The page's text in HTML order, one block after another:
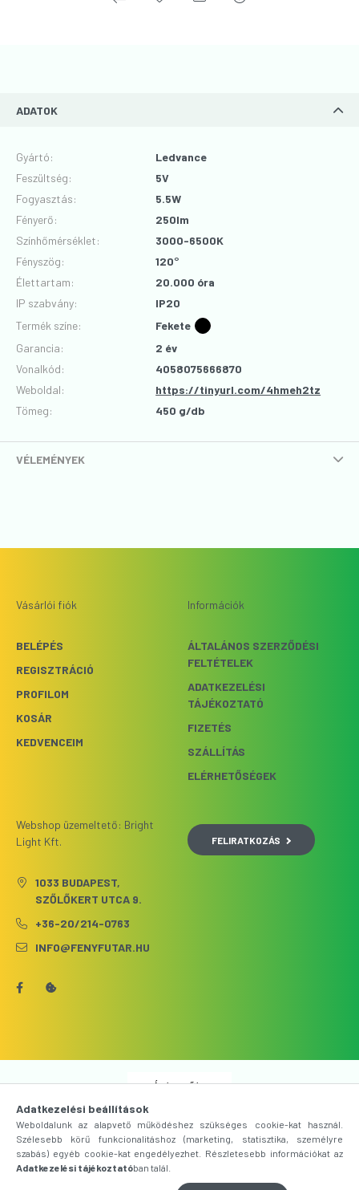
ADATOK
Gyártó:
Ledvance
Feszültség:
5V
Fogyasztás:
5.5W
Fényerő:
250lm
Színhőmérséklet:
3000-6500K
Fényszög:
120°
Élettartam:
20.000 óra
IP szabvány:
IP20
Termék színe:
Fekete
Garancia:
2 év
Vonalkód:
4058075666870
Weboldal:
https://tinyurl.com/4hmeh2tz
Tömeg:
450 g/db
VÉLEMÉNYEK
Vásárlói fiók
BELÉPÉS
REGISZTRÁCIÓ
PROFILOM
KOSÁR
KEDVENCEIM
Információk
ÁLTALÁNOS SZERZŐDÉSI
FELTÉTELEK
ADATKEZELÉSI
TÁJÉKOZTATÓ
FIZETÉS
SZÁLLÍTÁS
ELÉRHETŐSÉGEK
Webshop üzemeltető: Bright
Light Kft.
1033 BUDAPEST,
SZŐLŐKERT UTCA 9.
+36-20/214-0763
INFO@FENYFUTAR.HU
FELIRATKOZÁS
Árukereső.hu
Adatkezelési beállítások
Weboldalunk az alapvető működéshez szükséges cookie-kat használ.
Szélesebb körű funkcionalitáshoz (marketing, statisztika, személyre
szabás) egyéb cookie-kat engedélyezhet. Részletesebb információkat az
Adatkezelési tájékoztatóban talál.